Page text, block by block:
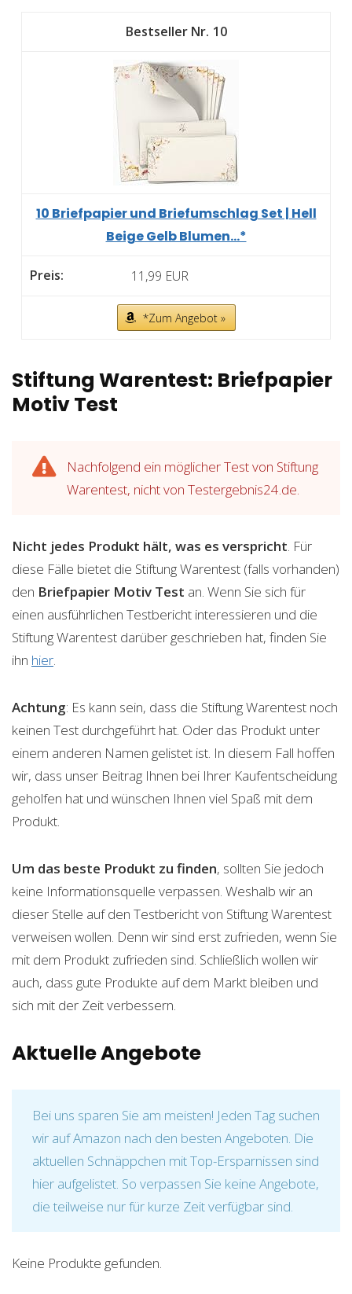
10
10 Briefpapier und Briefumschlag Set | Hell
Beige Gelb Blumen...*
11,99 EUR
*Zum Angebot »
Stiftung Warentest: Briefpapier
Motiv Test
Nachfolgend ein möglicher Test von Stiftung
Warentest, nicht von Testergebnis24.de.
Nicht jedes Produkt hält, was es verspricht. Für
diese Fälle bietet die Stiftung Warentest (falls vorhanden)
den Briefpapier Motiv Test an. Wenn Sie sich für
einen ausführlichen Testbericht interessieren und die
Stiftung Warentest darüber geschrieben hat, finden Sie
ihn hier.
Achtung: Es kann sein, dass die Stiftung Warentest noch
keinen Test durchgeführt hat. Oder das Produkt unter
einem anderen Namen gelistet ist. In diesem Fall hoffen
wir, dass unser Beitrag Ihnen bei Ihrer Kaufentscheidung
geholfen hat und wünschen Ihnen viel Spaß mit dem
Produkt.
Um das beste Produkt zu finden, sollten Sie jedoch
keine Informationsquelle verpassen. Weshalb wir an
dieser Stelle auf den Testbericht von Stiftung Warentest
verweisen wollen. Denn wir sind erst zufrieden, wenn Sie
mit dem Produkt zufrieden sind. Schließlich wollen wir
auch, dass gute Produkte auf dem Markt bleiben und
sich mit der Zeit verbessern.
Aktuelle Angebote
Bei uns sparen Sie am meisten! Jeden Tag suchen
wir auf Amazon nach den besten Angeboten. Die
aktuellen Schnäppchen mit Top-Ersparnissen sind
hier aufgelistet. So verpassen Sie keine Angebote,
die teilweise nur für kurze Zeit verfügbar sind.
Keine Produkte gefunden.